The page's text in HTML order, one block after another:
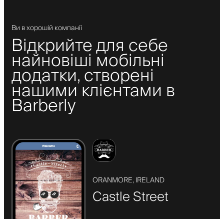
Ви в хорошій компанії
Відкрийте для себе
найновіші мобільні
додатки, створені
нашими клієнтами в
Barberly
ORANMORE, IRELAND
Castle Street